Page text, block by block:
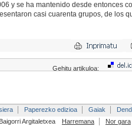
y se ha mantenido desde entonces
casi cuarenta grupos, de los
Gehitu artikuloa:
Paperezko edizioa Gaiak
Argitaletxea
Harremana Nor gara